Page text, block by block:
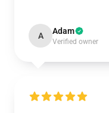
A Adam
Verified owner